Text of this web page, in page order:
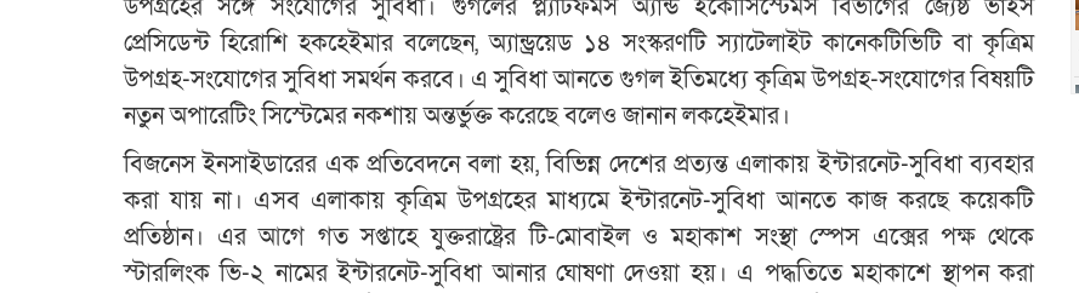
উপগ্রহের সঙ্গে সংযোগের সুবিধা। গুগলের প্ল্যাটফর্মস অ্যান্ড ইকোসিস্টেমস বিভাগের জ্যেষ্ঠ ভাইস
প্রেসিডেন্ট হিরোশি হকহেইমার বলেছেন, অ্যান্ড্রয়েড ১৪ সংস্করণটি স্যাটেলাইট কানেকটিভিটি বা কৃত্রিম
উপগ্রহ-সংযোগের সুবিধা সমর্থন করবে। এ সুবিধা আনতে গুগল ইতিমধ্যে কৃত্রিম উপগ্রহ-সংযোগের বিষয়টি
নতুন অপারেটিং সিস্টেমের নকশায় অন্তর্ভুক্ত করেছে বলেও জানান লকহেইমার।
বিজনেস ইনসাইডারের এক প্রতিবেদনে বলা হয়, বিভিন্ন দেশের প্রত্যন্ত এলাকায় ইন্টারনেট-সুবিধা ব্যবহার
করা যায় না। এসব এলাকায় কৃত্রিম উপগ্রহের মাধ্যমে ইন্টারনেট-সুবিধা আনতে কাজ করছে কয়েকটি
প্রতিষ্ঠান। এর আগে গত সপ্তাহে যুক্তরাষ্ট্রের টি-মোবাইল ও মহাকাশ সংস্থা স্পেস এক্সের পক্ষ থেকে
স্টারলিংক ভি-২ নামের ইন্টারনেট-সুবিধা আনার ঘোষণা দেওয়া হয়। এ পদ্ধতিতে মহাকাশে স্থাপন করা